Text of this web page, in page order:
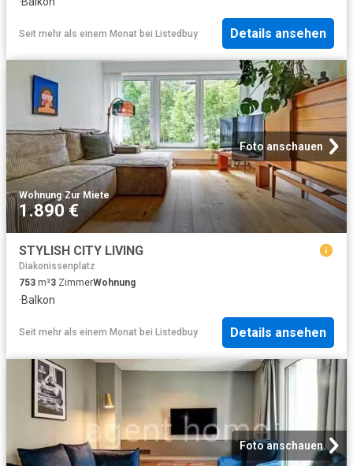
Seit mehr als einem Monat bei Listedbuy Details ansehen
Foto anschauen
Wohnung·Zur Miete
1.890 €
STYLISH CITY LIVING
Diakonissenplatz
753 m²3 ZimmerWohnung
·Balkon
Seit mehr als einem Monat bei Listedbuy Details ansehen
Foto anschauen